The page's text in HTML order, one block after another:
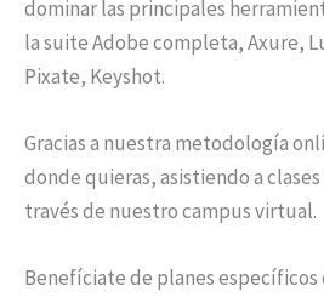
dominar las principales
la suite Adobe completa, Axure,
Pixate, Keyshot.
Gracias a nuestra metodología
donde quieras, asistiendo a
través de nuestro campus virtual.
Benefíciate de planes